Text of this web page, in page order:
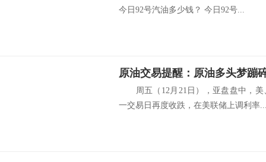
今日92号汽油多少钱？ 今日92号...
原油交易提醒：原油多头梦蹦
周五（12月21日），亚盘盘中，美
一交易日再度收跌，在美联储上调利率